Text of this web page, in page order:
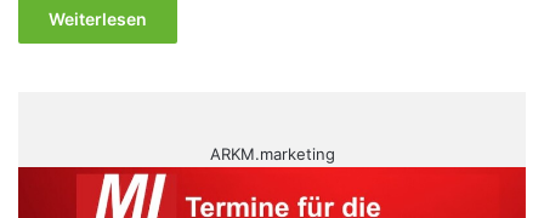
Weiterlesen
ARKM.marketing